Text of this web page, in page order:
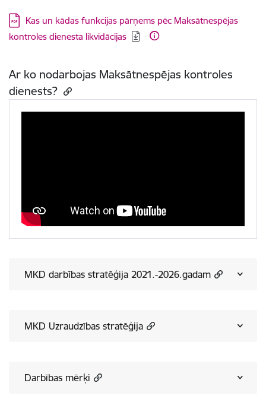
Lejupielādēt:
Kas un kādas funkcijas pārņems pēc Maksātnespējas
kontroles dienesta likvidācijas
Ar ko nodarbojas Maksātnespējas kontroles
dienests?
MKD darbības stratēģija 2021.-2026.gadam
MKD Uzraudzības stratēģija
Darbības mērķi